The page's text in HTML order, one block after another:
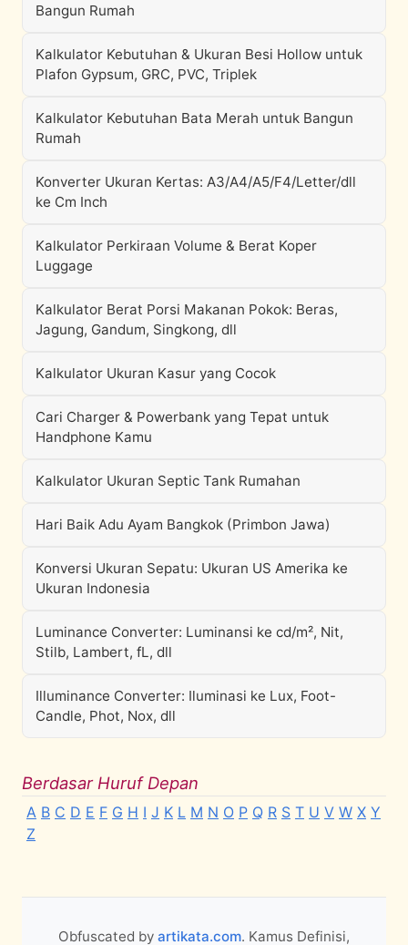
Bangun Rumah
Kalkulator Kebutuhan & Ukuran Besi Hollow untuk
Plafon Gypsum, GRC, PVC, Triplek
Kalkulator Kebutuhan Bata Merah untuk Bangun
Rumah
Konverter Ukuran Kertas: A3/A4/A5/F4/Letter/dll
ke Cm Inch
Kalkulator Perkiraan Volume & Berat Koper
Luggage
Kalkulator Berat Porsi Makanan Pokok: Beras,
Jagung, Gandum, Singkong, dll
Kalkulator Ukuran Kasur yang Cocok
Cari Charger & Powerbank yang Tepat untuk
Handphone Kamu
Kalkulator Ukuran Septic Tank Rumahan
Hari Baik Adu Ayam Bangkok (Primbon Jawa)
Konversi Ukuran Sepatu: Ukuran US Amerika ke
Ukuran Indonesia
Luminance Converter: Luminansi ke cd/m², Nit,
Stilb, Lambert, fL, dll
Illuminance Converter: Iluminasi ke Lux, Foot-
Candle, Phot, Nox, dll
Berdasar Huruf Depan
A B C D E F G H I J K L M N O P Q R S T U V W X Y
Z
Obfuscated by artikata.com. Kamus Definisi,